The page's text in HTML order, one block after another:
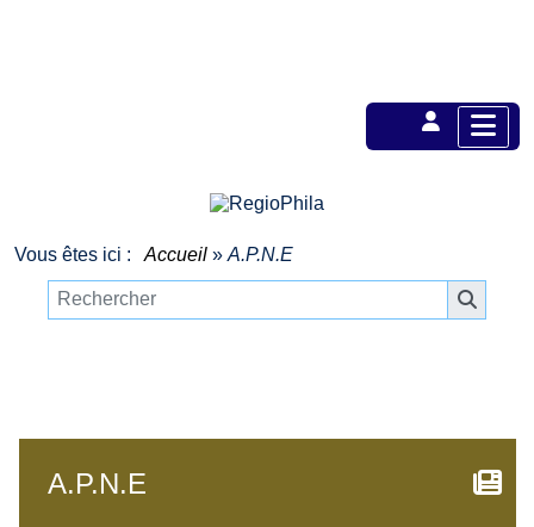
Vous êtes ici : Accueil » A.P.N.E
A.P.N.E